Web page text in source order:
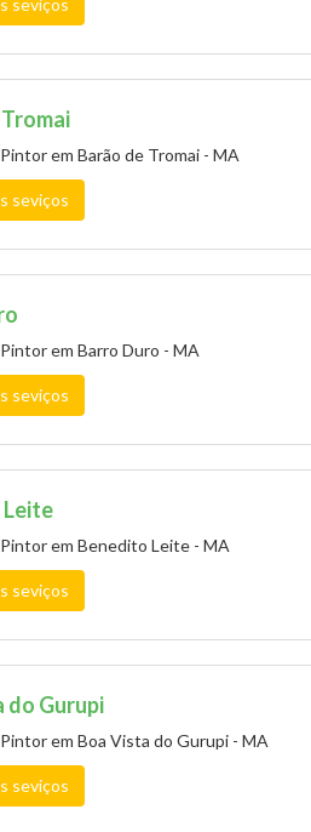
seviços
em Barão de Tromai - MA
seviços
em Barro Duro - MA
seviços
em Benedito Leite - MA
seviços
do Gurupi
em Boa Vista do Gurupi - MA
seviços